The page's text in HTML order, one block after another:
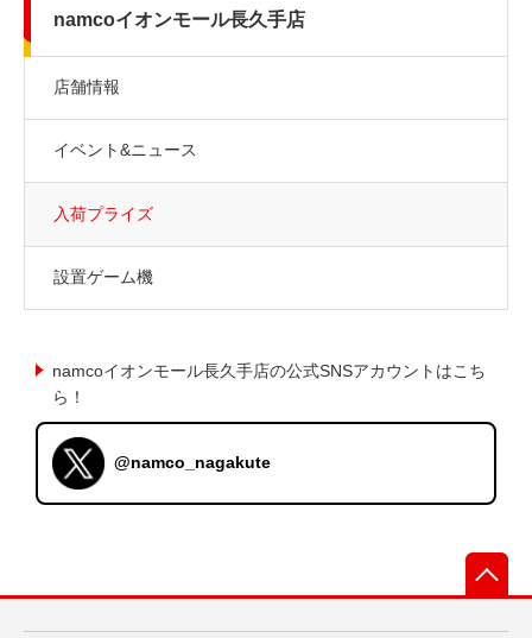
namcoイオンモール長久手店
店舗情報
イベント&ニュース
入荷プライズ
設置ゲーム機
namcoイオンモール長久手店の公式SNSアカウントはこち
ら！
@namco_nagakute